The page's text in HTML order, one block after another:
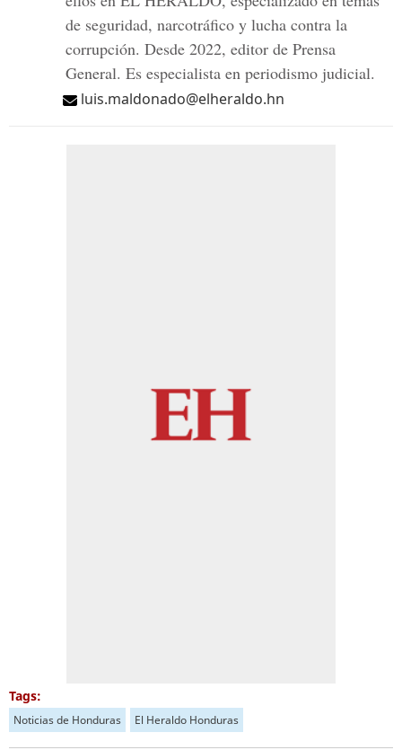
de seguridad, narcotráfico y lucha contra la
corrupción. Desde 2022, editor de Prensa
General. Es especialista en periodismo judicial.
luis.maldonado@elheraldo.hn
Tags:
Noticias de Honduras El Heraldo Honduras